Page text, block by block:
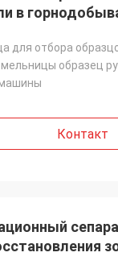
в
для отбора
образец
Контакт